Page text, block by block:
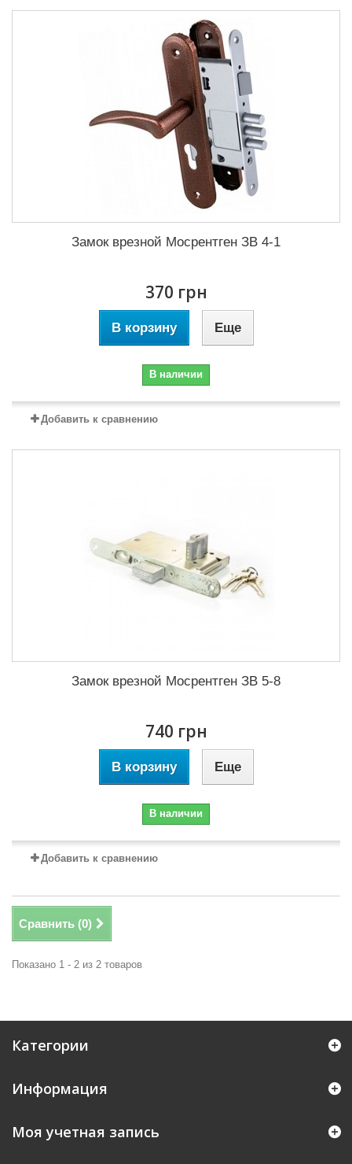
Замок врезной Мосрентген ЗВ 4-1
370 грн
В корзину Еще
В наличии
Добавить к сравнению
Замок врезной Мосрентген ЗВ 5-8
740 грн
В корзину Еще
В наличии
Добавить к сравнению
Сравнить (0)
Показано 1 - 2 из 2 товаров
Категории
Информация
Моя учетная запись